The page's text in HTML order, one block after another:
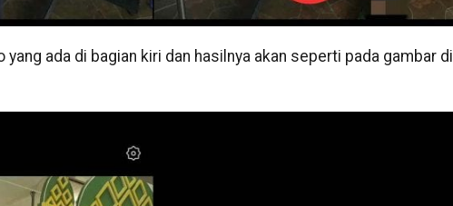
yang ada di bagian kiri dan hasilnya akan seperti pada gambar di